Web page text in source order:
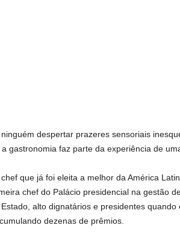
despertar prazeres sensoriais
gastronomia faz parte da experiência de
que já foi eleita a melhor da América
chef do Palácio presidencial na gestão
alto dignatários e presidentes quando
dezenas de prêmios.